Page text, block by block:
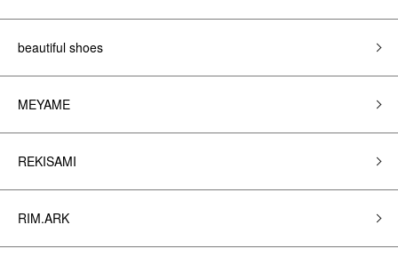
beautiful shoes
MEYAME
REKISAMI
RIM.ARK